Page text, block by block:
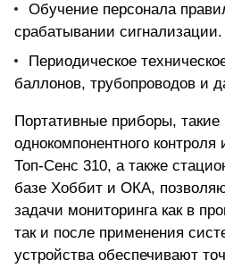
Обучение персонала
срабатывании сигнализации.
Периодическое
баллонов, трубопроводов и
Портативные приборы, такие
однокомпонентного
Топ-Сенс 310, а также
базе Хоббит и ОКА,
задачи мониторинга как в
так и после применения
устройства обеспечивают